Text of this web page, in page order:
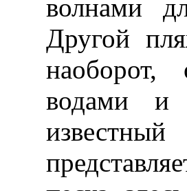
волнами
Другой
наоборот,
водами и